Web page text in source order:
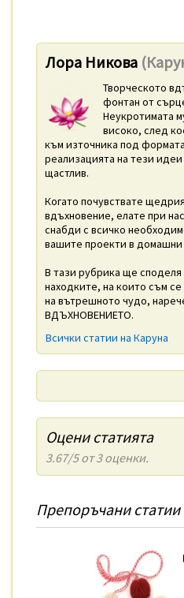
Лора Никова
Творческото
фонтан от
Неукротимата
високо, след
към източника под
реализацията на тези
щастлив.
Когато почувствате
вдъхновение, елате при
снабди с всичко
вашите проекти в домашни
В тази рубрика ще споделя
находките, на които съм
на вътрешното чудо,
ВДЪХНОВЕНИЕТО.
Всички статии на Каруна
Оцени статията
3.67/5 от 3 оценки.
Препоръчани статии